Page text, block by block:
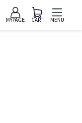
MYPAGE CART MENU